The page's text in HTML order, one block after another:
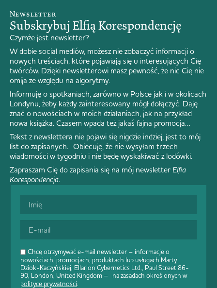
Chcę otrzymywać e-mail newsletter – informacje o
nowościach, promocjach, produktach lub usługach Marty
Dziok-Kaczyńskiej, Ellarion Cybernetics Ltd., Paul Street 86-
90, London, United Kingdom – na zasadach określonych w
polityce prywatności.
Newsletter
Subskrybuj Elfią Korespondencję
Czymże jest newsletter?
W dobie social mediów, możesz nie zobaczyć informacji o
nowych treściach, które pojawiają się u interesujących Cię
twórców. Dzięki newsletterowi masz pewność, że nic Cię nie
omija ze względu na algorytmy.
Informuję o spotkaniach, zarówno w Polsce jak i w okolicach
Londynu, żeby każdy zainteresowany mógł dołączyć. Daję
znać o nowościach w moich działaniach, jak na przykład
nowa książka. Czasem wpada też jakaś fajna promocja…
Tekst z newslettera nie pojawi się nigdzie indziej, jest to mój
list do zapisanych. Obiecuję, że nie wysyłam trzech
wiadomości w tygodniu i nie będę wyskakiwać z lodówki.
Zapraszam Cię do zapisania się na mój newsletter Elfia
Korespondencja.